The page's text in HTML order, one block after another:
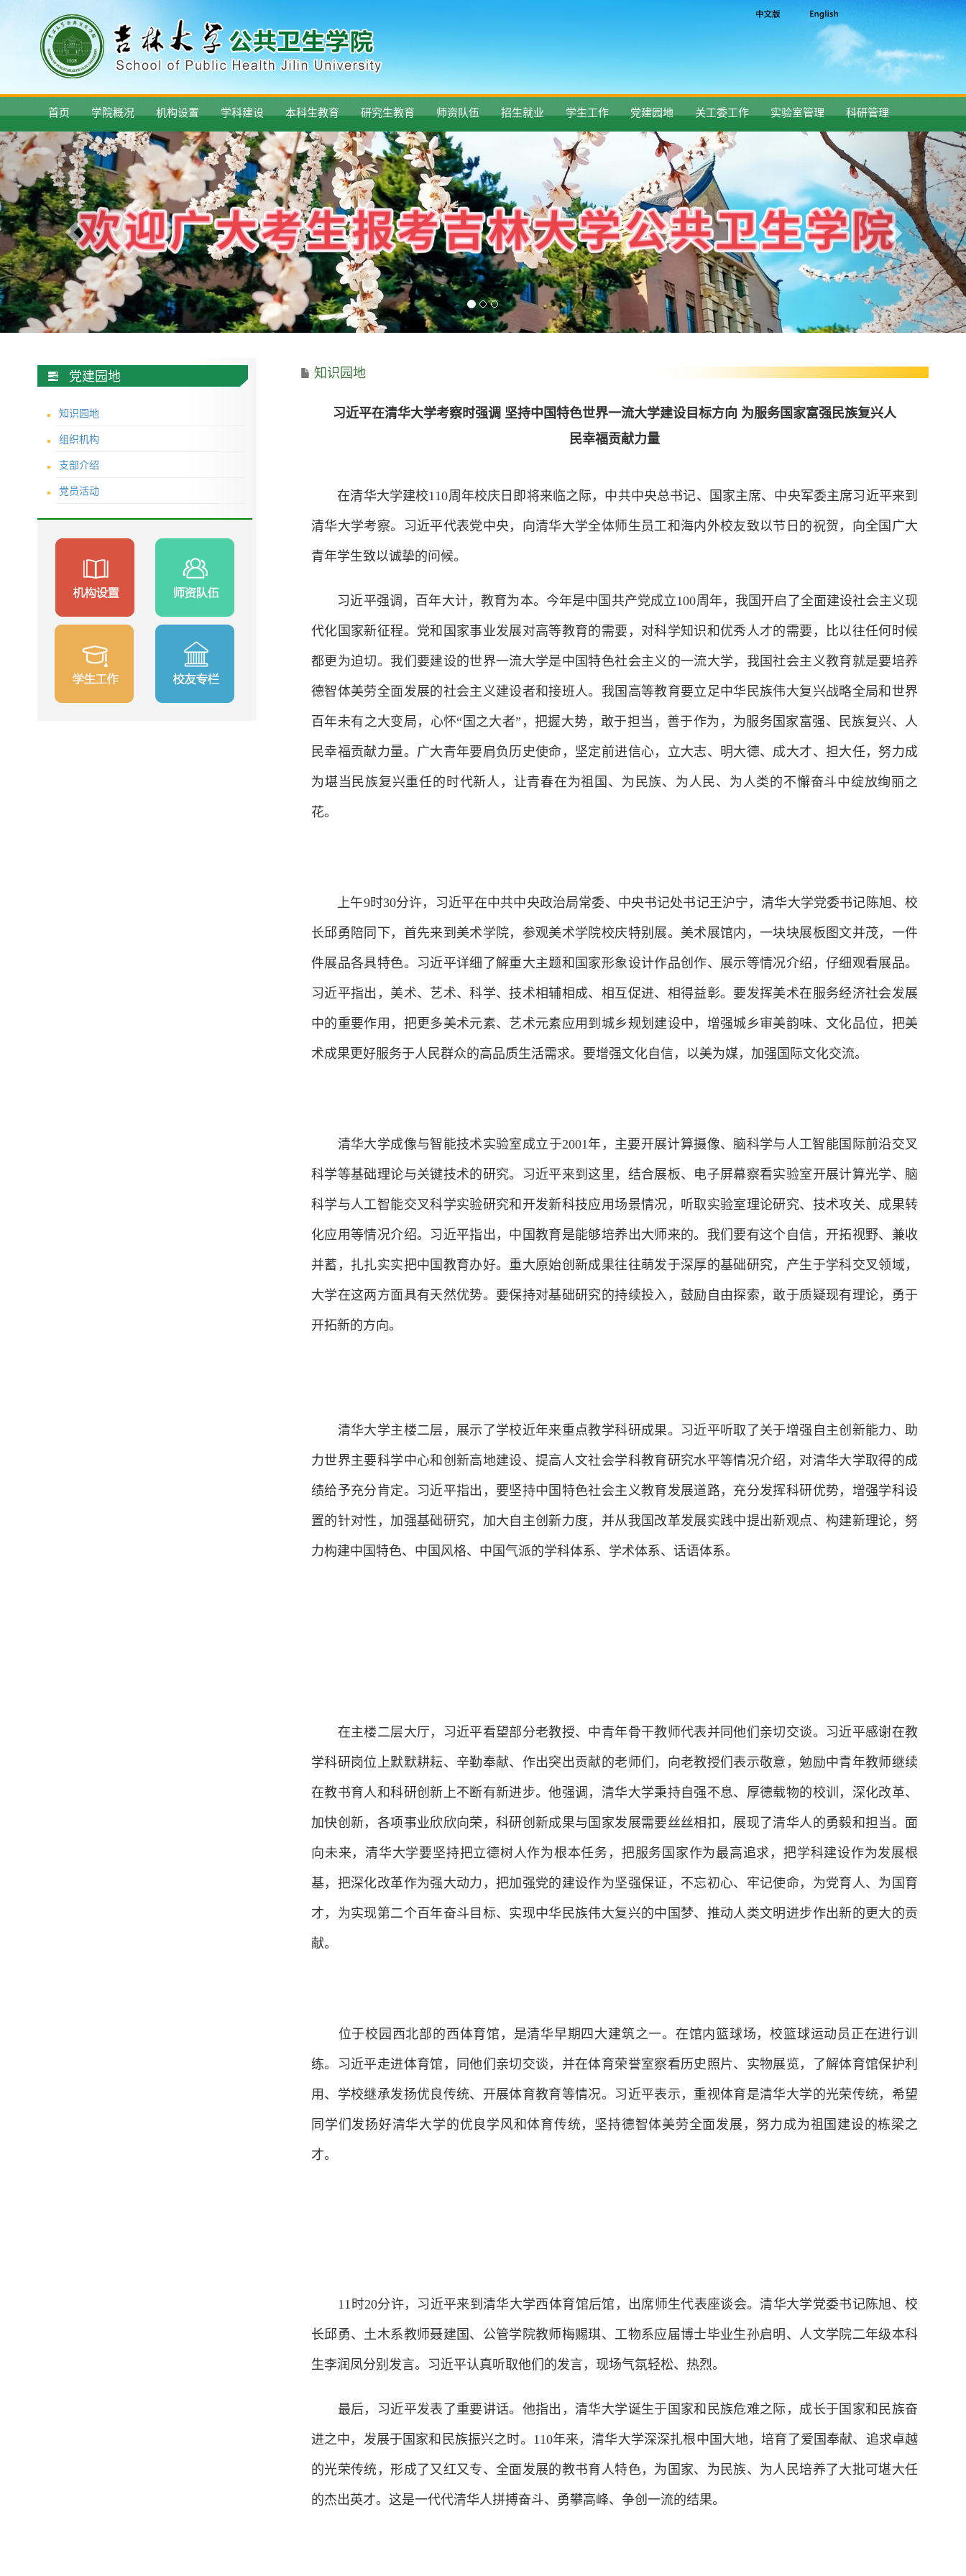
首页 学院概况 机构设置 学科建设 本科生教育 研究生教育 师资队伍 招生就业 学生工作 党建园地 关工委工作 实验室管理 科研管理
知识园地
组织机构
支部介绍
习近平在清华大学考察时强调 坚持中国特色世界一流大学建设目标方向 为服务国家富强民族复兴人
在清华大学建校110周年校庆日即将来临之际，中共中央总书记、国家主席、中央军委主席习近平来到
清华大学考察。习近平代表党中央，向清华大学全体师生员工和海内外校友致以节日的祝贺，向全国广大
习近平强调，百年大计，教育为本。今年是中国共产党成立100周年，我国开启了全面建设社会主义现
代化国家新征程。党和国家事业发展对高等教育的需要，对科学知识和优秀人才的需要，比以往任何时候
都更为迫切。我们要建设的世界一流大学是中国特色社会主义的一流大学，我国社会主义教育就是要培养
德智体美劳全面发展的社会主义建设者和接班人。我国高等教育要立足中华民族伟大复兴战略全局和世界
百年未有之大变局，心怀“国之大者”，把握大势，敢于担当，善于作为，为服务国家富强、民族复兴、人
民幸福贡献力量。广大青年要肩负历史使命，坚定前进信心，立大志、明大德、成大才、担大任，努力成
为堪当民族复兴重任的时代新人，让青春在为祖国、为民族、为人民、为人类的不懈奋斗中绽放绚丽之
上午9时30分许，习近平在中共中央政治局常委、中央书记处书记王沪宁，清华大学党委书记陈旭、校
长邱勇陪同下，首先来到美术学院，参观美术学院校庆特别展。美术展馆内，一块块展板图文并茂，一件
件展品各具特色。习近平详细了解重大主题和国家形象设计作品创作、展示等情况介绍，仔细观看展品。
习近平指出，美术、艺术、科学、技术相辅相成、相互促进、相得益彰。要发挥美术在服务经济社会发展
中的重要作用，把更多美术元素、艺术元素应用到城乡规划建设中，增强城乡审美韵味、文化品位，把美
清华大学成像与智能技术实验室成立于2001年，主要开展计算摄像、脑科学与人工智能国际前沿交叉
科学等基础理论与关键技术的研究。习近平来到这里，结合展板、电子屏幕察看实验室开展计算光学、脑
科学与人工智能交叉科学实验研究和开发新科技应用场景情况，听取实验室理论研究、技术攻关、成果转
化应用等情况介绍。习近平指出，中国教育是能够培养出大师来的。我们要有这个自信，开拓视野、兼收
并蓄，扎扎实实把中国教育办好。重大原始创新成果往往萌发于深厚的基础研究，产生于学科交叉领域，
大学在这两方面具有天然优势。要保持对基础研究的持续投入，鼓励自由探索，敢于质疑现有理论，勇于
清华大学主楼二层，展示了学校近年来重点教学科研成果。习近平听取了关于增强自主创新能力、助
力世界主要科学中心和创新高地建设、提高人文社会学科教育研究水平等情况介绍，对清华大学取得的成
绩给予充分肯定。习近平指出，要坚持中国特色社会主义教育发展道路，充分发挥科研优势，增强学科设
置的针对性，加强基础研究，加大自主创新力度，并从我国改革发展实践中提出新观点、构建新理论，努
在主楼二层大厅，习近平看望部分老教授、中青年骨干教师代表并同他们亲切交谈。习近平感谢在教
学科研岗位上默默耕耘、辛勤奉献、作出突出贡献的老师们，向老教授们表示敬意，勉励中青年教师继续
在教书育人和科研创新上不断有新进步。他强调，清华大学秉持自强不息、厚德载物的校训，深化改革、
加快创新，各项事业欣欣向荣，科研创新成果与国家发展需要丝丝相扣，展现了清华人的勇毅和担当。面
向未来，清华大学要坚持把立德树人作为根本任务，把服务国家作为最高追求，把学科建设作为发展根
基，把深化改革作为强大动力，把加强党的建设作为坚强保证，不忘初心、牢记使命，为党育人、为国育
才，为实现第二个百年奋斗目标、实现中华民族伟大复兴的中国梦、推动人类文明进步作出新的更大的贡
位于校园西北部的西体育馆，是清华早期四大建筑之一。在馆内篮球场，校篮球运动员正在进行训
练。习近平走进体育馆，同他们亲切交谈，并在体育荣誉室察看历史照片、实物展览，了解体育馆保护利
用、学校继承发扬优良传统、开展体育教育等情况。习近平表示，重视体育是清华大学的光荣传统，希望
同学们发扬好清华大学的优良学风和体育传统，坚持德智体美劳全面发展，努力成为祖国建设的栋梁之
11时20分许，习近平来到清华大学西体育馆后馆，出席师生代表座谈会。清华大学党委书记陈旭、校
长邱勇、土木系教师聂建国、公管学院教师梅赐琪、工物系应届博士毕业生孙启明、人文学院二年级本科
最后，习近平发表了重要讲话。他指出，清华大学诞生于国家和民族危难之际，成长于国家和民族奋
进之中，发展于国家和民族振兴之时。110年来，清华大学深深扎根中国大地，培育了爱国奉献、追求卓越
的光荣传统，形成了又红又专、全面发展的教书育人特色，为国家、为民族、为人民培养了大批可堪大任